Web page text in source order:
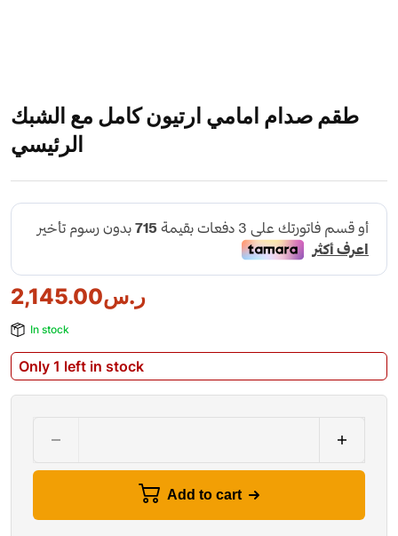
طقم صدام امامي ارتيون كامل مع الشبك
الرئيسي
ر.س2,145.00
In stock
Only 1 left in stock
Add to cart